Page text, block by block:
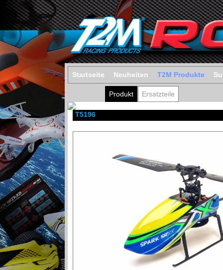
Startseite Neuheiten T2M Produkte
Produkt Ersatzteile
T5196